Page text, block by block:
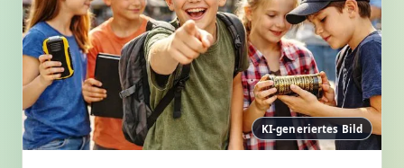
KI-generiertes Bild